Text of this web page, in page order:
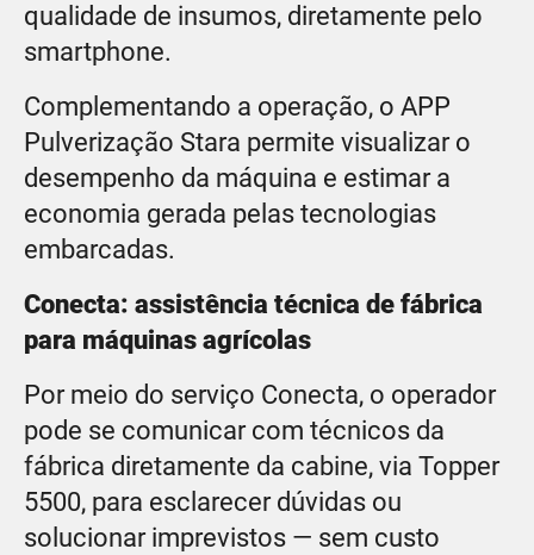
qualidade de insumos, diretamente pelo
smartphone.
Complementando a operação, o APP
Pulverização Stara permite visualizar o
desempenho da máquina e estimar a
economia gerada pelas tecnologias
embarcadas.
Conecta: assistência técnica de fábrica
para máquinas agrícolas
Por meio do serviço Conecta, o operador
pode se comunicar com técnicos da
fábrica diretamente da cabine, via Topper
5500, para esclarecer dúvidas ou
solucionar imprevistos — sem custo